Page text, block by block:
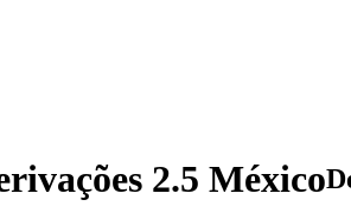
2.5 México